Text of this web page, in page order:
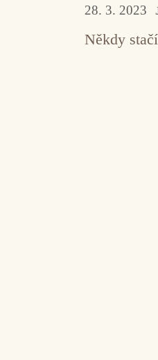
28. 3. 2023
Někdy